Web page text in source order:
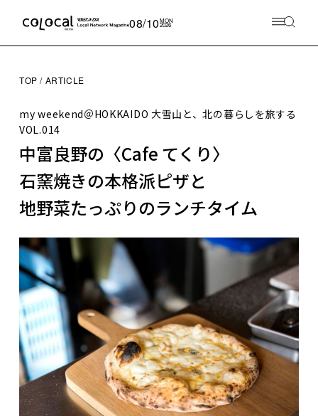
08/10MON
2026
TOP ARTICLE
my weekend＠HOKKAIDO 大雪山と、北の暮らしを旅する
VOL.014
中富良野の〈Cafe てくり〉
石窯焼きの本格派ピザと
地野菜たっぷりのランチタイム